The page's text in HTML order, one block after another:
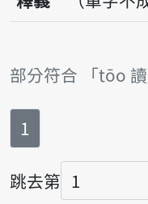
部分符合 「tōo
第
1
跳去第
頁碼